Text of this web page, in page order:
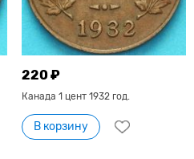
220 ₽
Канада 1 цент 1932 год.
В корзину